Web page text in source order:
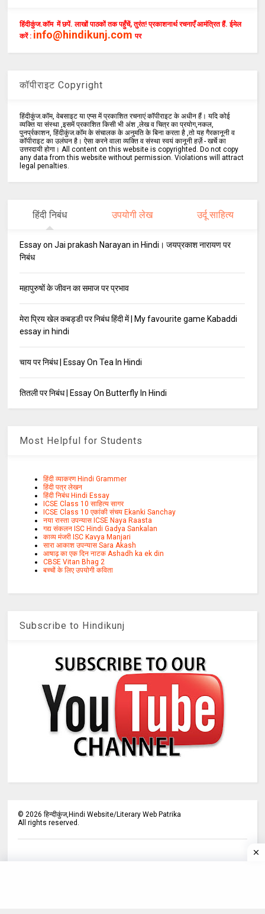
हिंदीकुंज.कॉम में छपें. लाखों पाठकों तक पहुँचें, तुरंत! प्रकाशनार्थ रचनाएँ आमंत्रित हैं. ईमेल
करें : info@hindikunj.com पर
कॉपीराइट Copyright
हिंदीकुंज.कॉम, वेबसाइट या एप्स में प्रकाशित रचनाएं कॉपीराइट के अधीन हैं। यदि कोई
व्यक्ति या संस्था ,इसमें प्रकाशित किसी भी अंश ,लेख व चित्र का प्रयोग,नकल,
पुनर्प्रकाशन, हिंदीकुंज.कॉम के संचालक के अनुमति के बिना करता है ,तो यह गैरकानूनी व
कॉपीराइट का उलंघन है। ऐसा करने वाला व्यक्ति व संस्था स्वयं कानूनी हर्ज़े - खर्चे का
उत्तरदायी होगा। All content on this website is copyrighted. Do not copy
any data from this website without permission. Violations will attract
legal penalties.
हिंदी निबंध उपयोगी लेख उर्दू साहित्य
Essay on Jai prakash Narayan in Hindi। जयप्रकाश नारायण पर
निबंध
महापुरुषों के जीवन का समाज पर प्रभाव
मेरा प्रिय खेल कबड्डी पर निबंध हिंदी में | My favourite game Kabaddi
essay in hindi
चाय पर निबंध | Essay On Tea In Hindi
तितली पर निबंध | Essay On Butterfly In Hindi
Most Helpful for Students
हिंदी व्याकरण Hindi Grammer
हिंदी पत्र लेखन
हिंदी निबंध Hindi Essay
ICSE Class 10 साहित्य सागर
ICSE Class 10 एकांकी संचय Ekanki Sanchay
नया रास्ता उपन्यास ICSE Naya Raasta
गद्य संकलन ISC Hindi Gadya Sankalan
काव्य मंजरी ISC Kavya Manjari
सारा आकाश उपन्यास Sara Akash
आषाढ़ का एक दिन नाटक Ashadh ka ek din
CBSE Vitan Bhag 2
बच्चों के लिए उपयोगी कविता
Subscribe to Hindikunj
©2026 हिन्दीकुंज,Hindi Website/Literary Web Patrika
All rights reserved.